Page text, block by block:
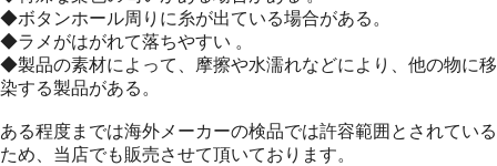
◆ボタンホール周りに糸が出ている場合がある。
◆ラメがはがれて落ちやすい 。
◆製品の素材によって、摩擦や水濡れなどにより、他の物に移
染する製品がある。
ある程度までは海外メーカーの検品では許容範囲とされている
ため、当店でも販売させて頂いております。